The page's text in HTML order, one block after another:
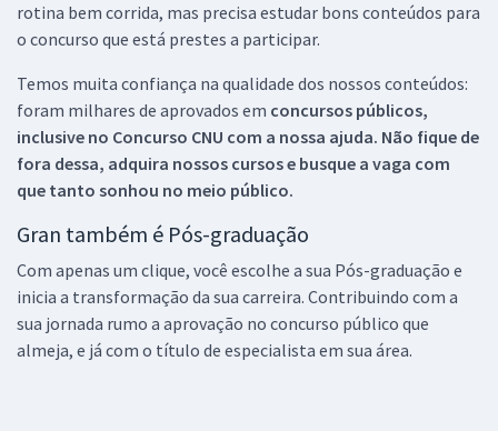
rotina bem corrida, mas precisa estudar bons conteúdos para
o concurso que está prestes a participar.
Temos muita confiança na qualidade dos nossos conteúdos:
foram milhares de aprovados em concursos públicos,
inclusive no Concurso CNU com a nossa ajuda. Não fique de
fora dessa, adquira nossos cursos e busque a vaga com
que tanto sonhou no meio público.
Gran também é Pós-graduação
Com apenas um clique, você escolhe a sua Pós-graduação e
inicia a transformação da sua carreira. Contribuindo com a
sua jornada rumo a aprovação no concurso público que
almeja, e já com o título de especialista em sua área.